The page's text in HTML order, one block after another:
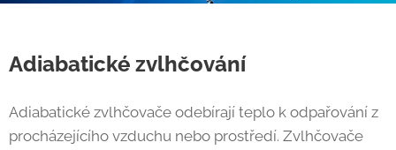
Adiabatické zvlhčování
Adiabatické zvlhčovače odebírají teplo k odpařování z
procházejícího vzduchu nebo prostředí. Zvlhčovače